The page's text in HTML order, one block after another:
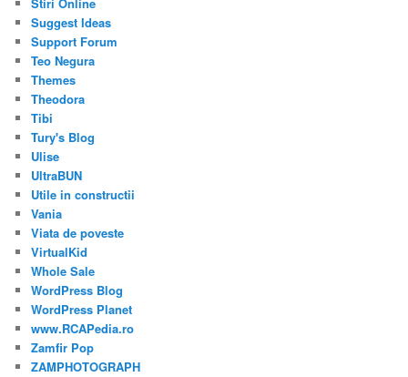
Stiri Online
Suggest Ideas
Support Forum
Teo Negura
Themes
Theodora
Tibi
Tury's Blog
Ulise
UltraBUN
Utile in constructii
Vania
Viata de poveste
VirtualKid
Whole Sale
WordPress Blog
WordPress Planet
www.RCAPedia.ro
Zamfir Pop
ZAMPHOTOGRAPH